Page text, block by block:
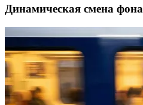
Динамическая смена фона